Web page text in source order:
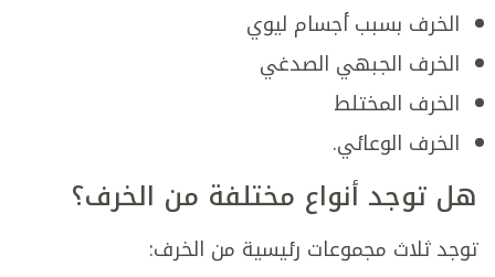
الخرف بسبب أجسام ليوي
الخرف الجبهي الصدغي
الخرف المختلط
الخرف الوعائي.
هل توجد أنواع مختلفة من الخرف؟
توجد ثلاث مجموعات رئيسية من الخرف: